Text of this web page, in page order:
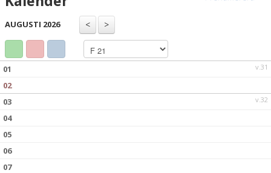
BILDGALLERI
DOKUMENT
KONTAKT
AUGUSTI 2026
v.31
01
02
v.32
03
04
05
06
07